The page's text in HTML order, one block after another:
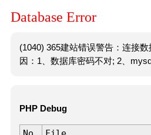
Database Error
(1040) 365建站错误警告：连接
因：1、数据库密码不对; 2、
PHP Debug
No. File